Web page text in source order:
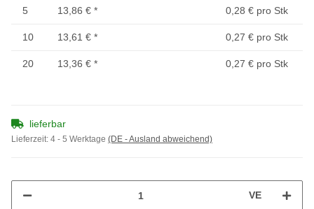
5 13,86 € * 0,28 € pro Stk
10 13,61 € * 0,27 € pro Stk
20 13,36 € * 0,27 € pro Stk
lieferbar
Lieferzeit: 4 - 5 Werktage (DE - Ausland abweichend)
VE